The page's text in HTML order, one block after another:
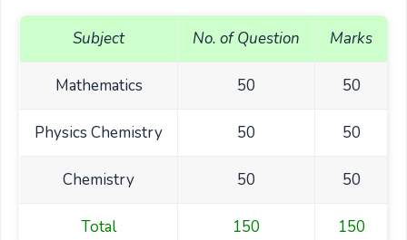
Subject No. of Question Marks
Mathematics 50 50
Physics Chemistry 50 50
Chemistry 50 50
Total 150 150